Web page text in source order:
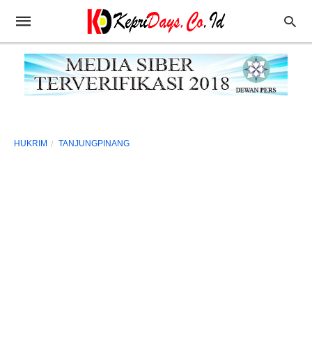
HUKRIM TANJUNGPINANG